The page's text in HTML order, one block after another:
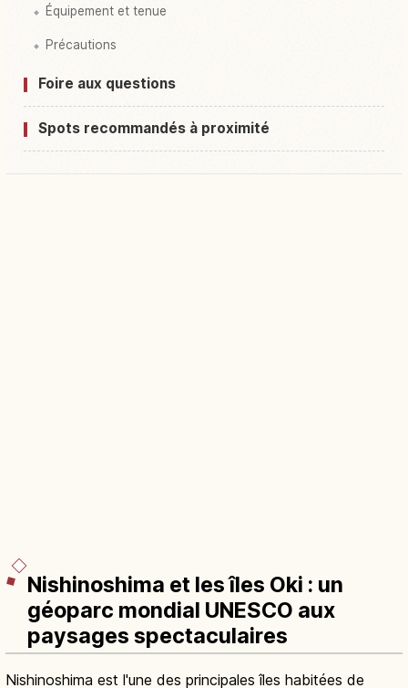
Équipement et tenue
Précautions
Foire aux questions
Spots recommandés à proximité
Nishinoshima et les îles Oki : un
géoparc mondial UNESCO aux
paysages spectaculaires
Nishinoshima est l'une des principales îles habitées de